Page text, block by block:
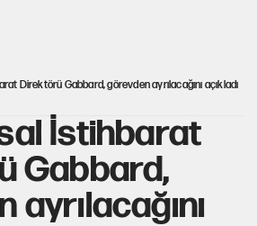
Direktörü Gabbard, görevden ayrılacağını açıkladı
İstihbarat
Gabbard,